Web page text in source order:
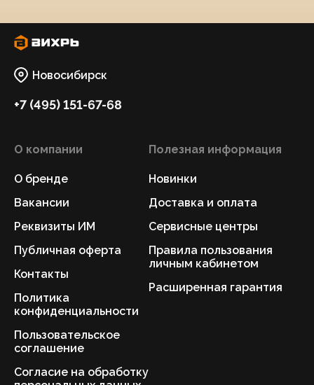
Новосибирск
+7 (495) 151-67-68
О компании
О бренде
Вакансии
Реквизиты ИМ
Публичная оферта
Контакты
Политика
конфиденциальности
Пользовательское
соглашение
Согласие на обработку
Полезная информация
Новинки
Доставка и оплата
Сервисные центры
Правила пользования
личным кабинетом
Расширенная гарантия